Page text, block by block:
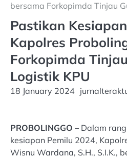
bersama Forkopimda Tinjau
Pastikan
Kapolres
Forkopimda
Logistik KPU
18 January 2024
PROBOLINGGO – Dalam
kesiapan Pemilu 2024,
Wisnu Wardana, S.H., S.I.K.,